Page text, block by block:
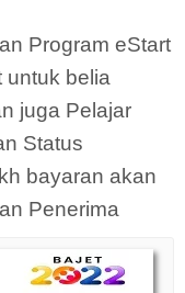
Program eStart
untuk belia
juga Pelajar
Status
bayaran akan
Penerima